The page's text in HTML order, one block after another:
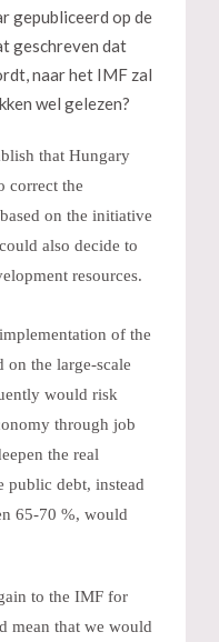
gepubliceerd op de
geschreven dat
naar het IMF zal
wel gelezen?
that Hungary
correct the
on the initiative
also decide to
resources.
of the
on the large-scale
would risk
through job
the real
public debt, instead
65-70 %, would
to the IMF for
mean that we would